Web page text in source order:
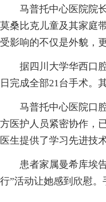
马普托中心医院院长
莫桑比克儿童及其家庭
受影响的不仅是外貌，
据四川大学华西口腔
日完成全部21台手术。
马普托中心医院口腔
方医护人员紧密协作，
医生提供了学习先进技
患者家属曼希库埃告
行”活动让她感到欣慰